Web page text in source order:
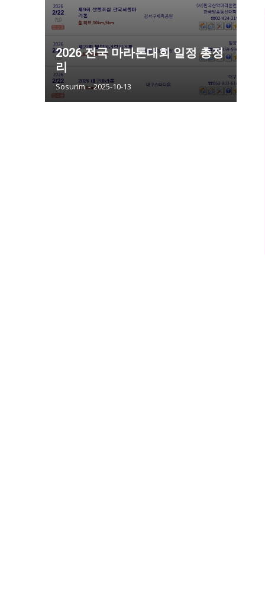
2026 전국 마라톤대회 일정 총정
리
Sosurim - 2025-10-13